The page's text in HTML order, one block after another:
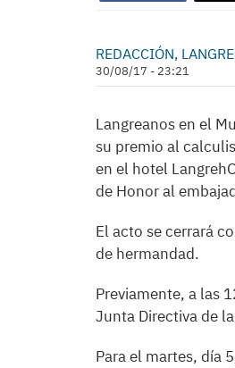
REDACCIÓN,
30/08/17 - 23:21
Langreanos en el
su premio al
en el hotel
de Honor al
El acto se cerrará
de hermandad.
Previamente, a las
Junta Directiva de
Para el martes, día